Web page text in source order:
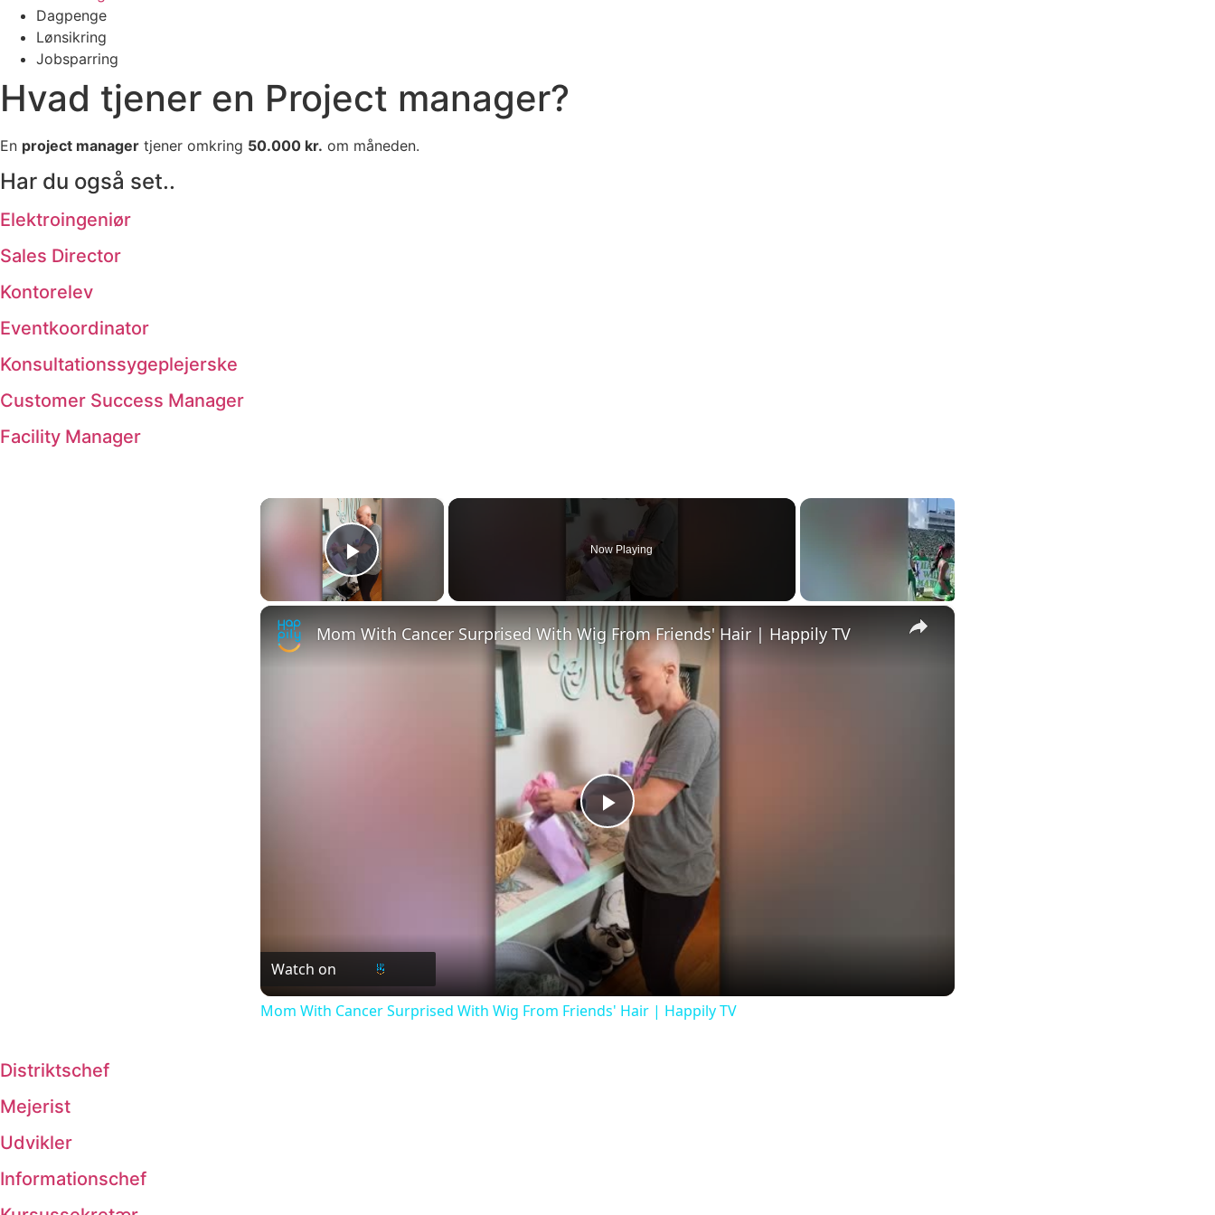
Dagpenge
Lønsikring
Jobsparring
Hvad tjener en Project manager?
En project manager tjener omkring 50.000 kr. om måneden.
Har du også set..
Elektroingeniør
Sales Director
Kontorelev
Eventkoordinator
Konsultationssygeplejerske
Customer Success Manager
Facility Manager
×
Play Video
Now Playing
×
Play Video
Mom With Cancer Surprised With Wig From Friends' Hair | Happily TV
Watch on
Mom With Cancer Surprised With Wig From Friends' Hair | Happily TV
Distriktschef
Mejerist
Udvikler
Informationschef